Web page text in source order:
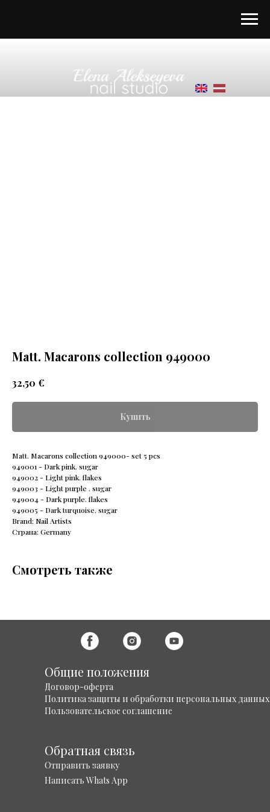
Matt. Macarons collection 949000
32,50 €
Купить
Matt. Macarons collection 949000- set 5 pcs
949001 - Dark pink. sugar
949002 - Light pink. flakes
949003 - Light purple . sugar
949004 - Dark purple. flakes
949005 - Dark turquoise. sugar
Brand: Nail Artists
Страна: Germany
Смотреть также
Общие положения
Договор-оферта
Политика защиты и обработки персональных данных
Пользовательское соглашение
Обратная связь
Написать Whats App
Отправить заявку